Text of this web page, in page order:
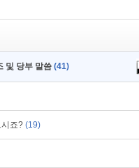
및 당부 말씀 (41)
시죠? (19)